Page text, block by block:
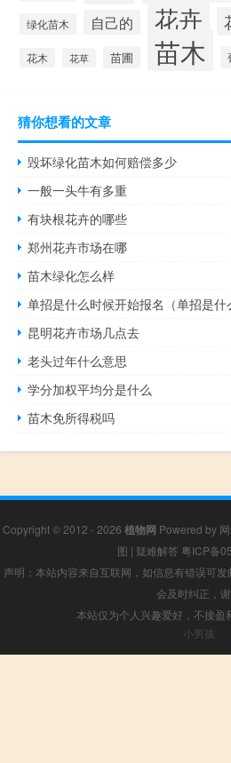
绿化苗木 自己的 花卉
花木 花草 苗圃 苗木
猜你想看的文章
毁坏绿化苗木如何赔偿多少
一般一头牛有多重
有块根花卉的哪些
郑州花卉市场在哪
苗木绿化怎么样
单招是什么时候开始报名（单招是什
昆明花卉市场几点去
老头过年什么意思
学分加权平均分是什么
苗木免所得税吗
Copyright © 2012 - 2026 植物网 Powered by
图 | 疑难解答 粤ICP备
声明：本站内容来自互联网，如信息有错误可
会及时纠正，
本站仅为个人兴趣爱好，不接盈
小男孩